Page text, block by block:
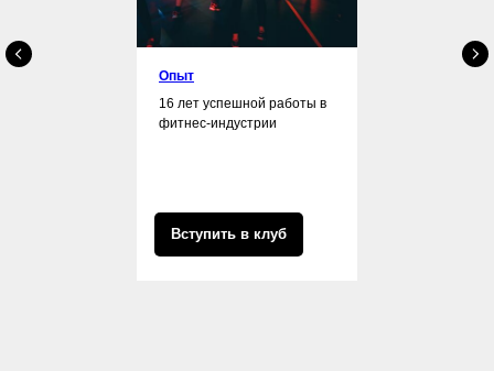
Опыт
16 лет успешной работы в
фитнес-индустрии
Вступить в клуб